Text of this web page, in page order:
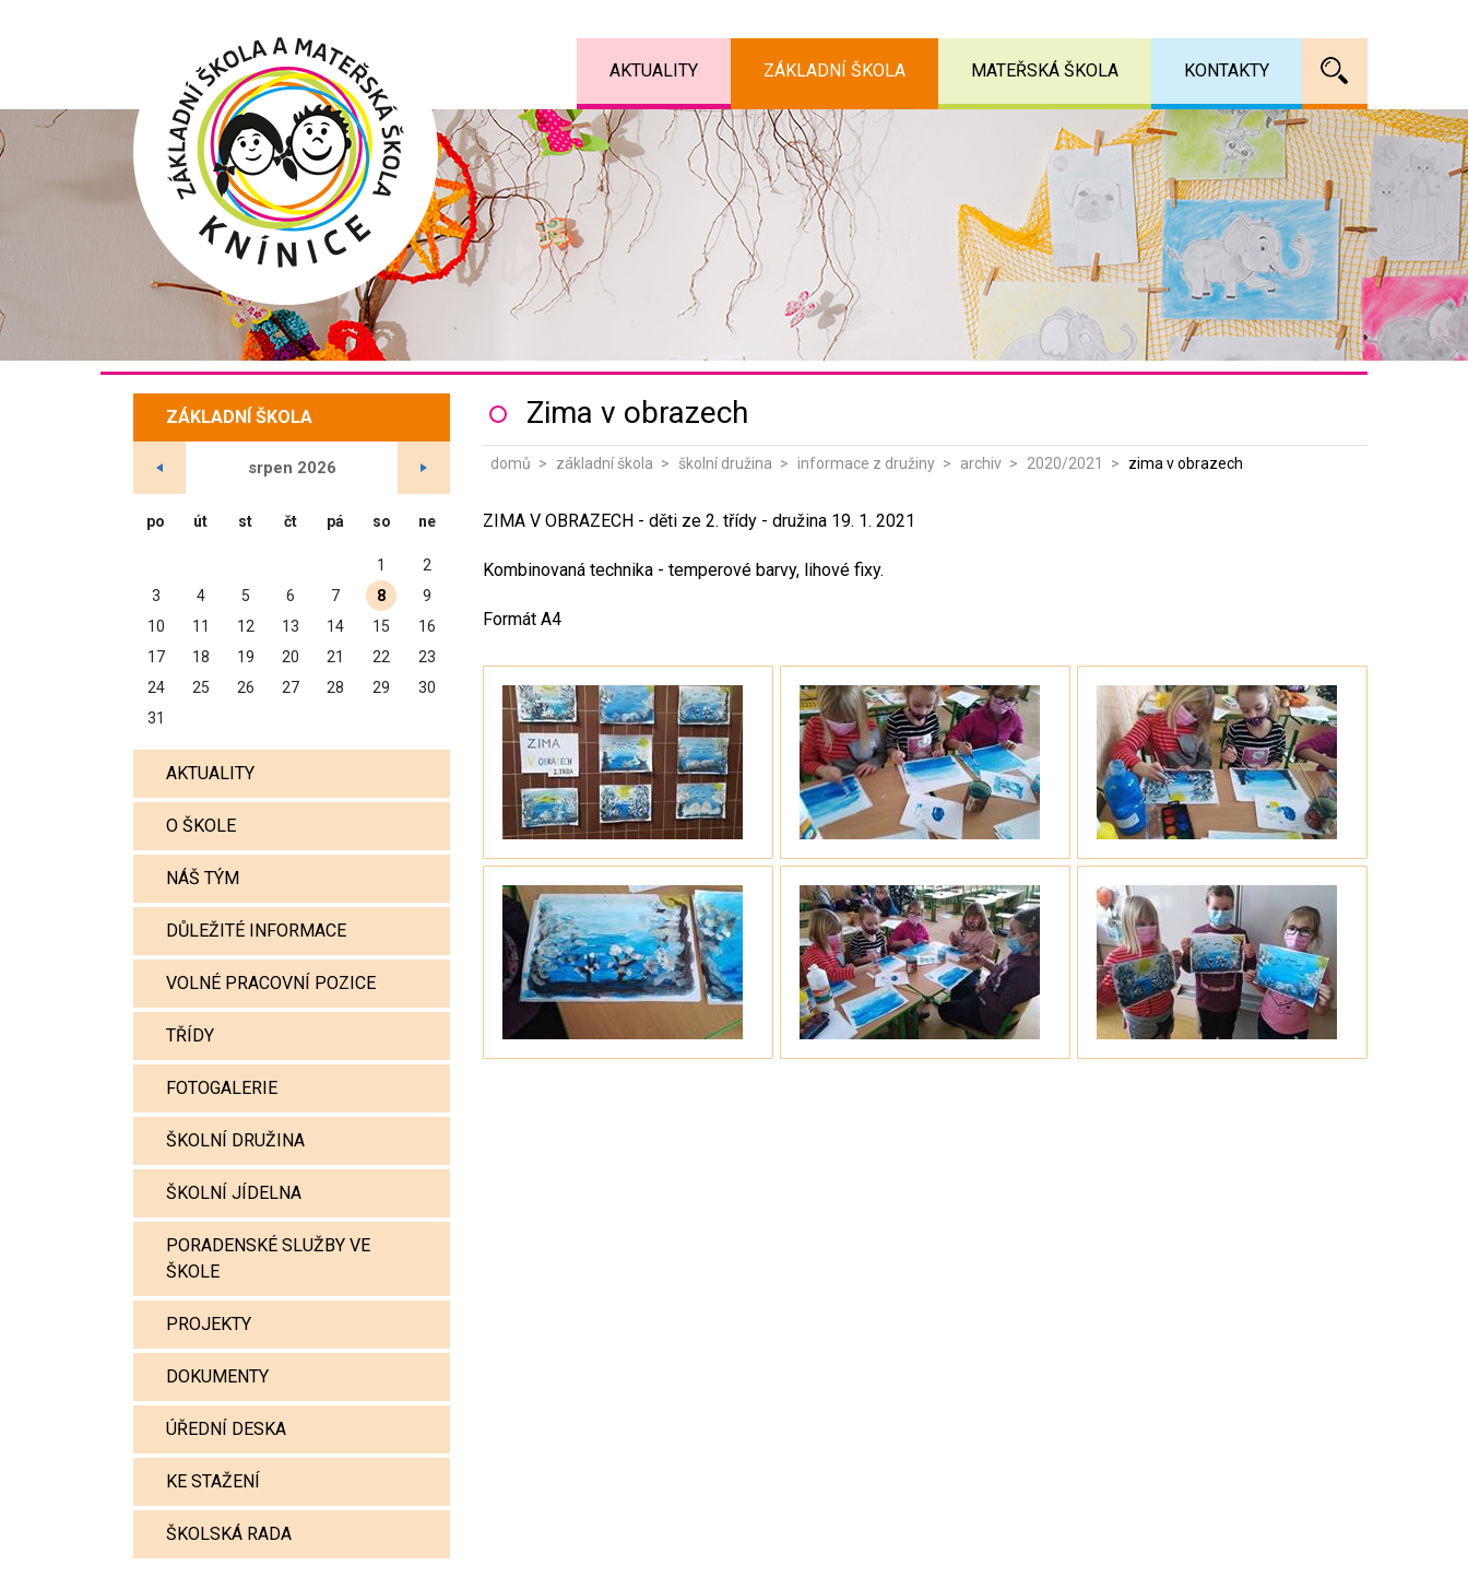
Zima v obrazech
domů základní škola školní družina informace z družiny archiv 2020/2021 zima v obrazech
ZIMA V OBRAZECH - děti ze 2. třídy - družina 19. 1. 2021
Kombinovaná technika - temperové barvy, lihové fixy.
Formát A4
ZÁKLADNÍ ŠKOLA
srpen 2026
po út st čt pá so ne
1
2
3
4 5 6 7 8
9
10
11 12 13 14 15
16
17
18 19 20 21 22
23
24
25 26 27 28 29
30
31
AKTUALITY
O ŠKOLE
NÁŠ TÝM
DŮLEŽITÉ INFORMACE
VOLNÉ PRACOVNÍ POZICE
TŘÍDY
FOTOGALERIE
ŠKOLNÍ DRUŽINA
ŠKOLNÍ JÍDELNA
PORADENSKÉ SLUŽBY VE
ŠKOLE
PROJEKTY
DOKUMENTY
ÚŘEDNÍ DESKA
KE STAŽENÍ
ŠKOLSKÁ RADA
AKTUALITY ZÁKLADNÍ ŠKOLA MATEŘSKÁ ŠKOLA KONTAKTY